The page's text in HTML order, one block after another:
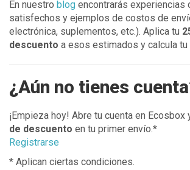
En nuestro blog encontrarás experiencias
satisfechos y ejemplos de costos de
electrónica, suplementos, etc.). Aplica tu
descuento a esos estimados y calcula tu
¿Aún no tienes
¡Empieza hoy! Abre tu cuenta en Ecosbox
de descuento en tu primer envío.*
Registrarse
* Aplican ciertas condiciones.